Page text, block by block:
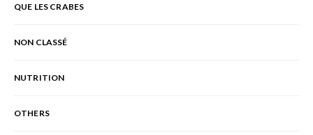
QUE LES CRABES
NON CLASSÉ
NUTRITION
OTHERS